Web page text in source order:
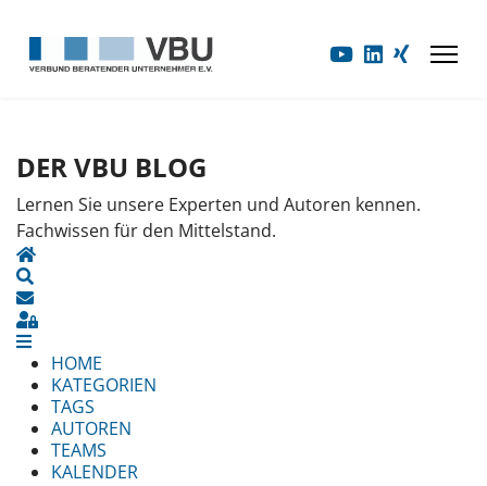
DER VBU BLOG
Lernen Sie unsere Experten und Autoren kennen.
Fachwissen für den Mittelstand.
HOME
UPDATES ABONNIEREN
SIGN IN
HOME
KATEGORIEN
TAGS
AUTOREN
TEAMS
KALENDER